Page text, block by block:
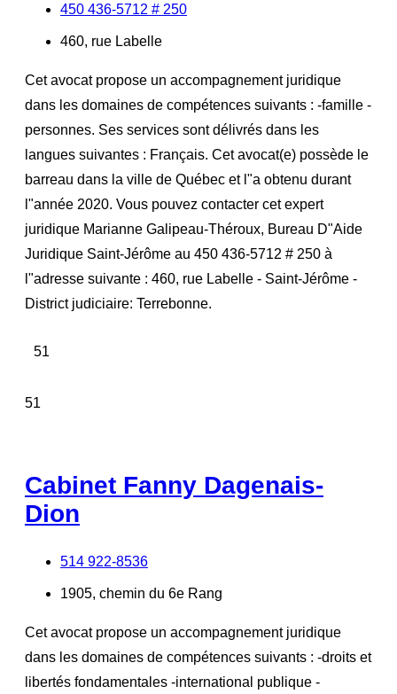
450 436-5712 # 250
460, rue Labelle
Cet avocat propose un accompagnement juridique
dans les domaines de compétences suivants : -famille -
personnes. Ses services sont délivrés dans les
langues suivantes : Français. Cet avocat(e) possède le
barreau dans la ville de Québec et l"a obtenu durant
l"année 2020. Vous pouvez contacter cet expert
juridique Marianne Galipeau-Théroux, Bureau D"Aide
Juridique Saint-Jérôme au 450 436-5712 # 250 à
l"adresse suivante : 460, rue Labelle - Saint-Jérôme -
District judiciaire: Terrebonne.
51
51
Cabinet Fanny Dagenais-
Dion
514 922-8536
1905, chemin du 6e Rang
Cet avocat propose un accompagnement juridique
dans les domaines de compétences suivants : -droits et
libertés fondamentales -international publique -